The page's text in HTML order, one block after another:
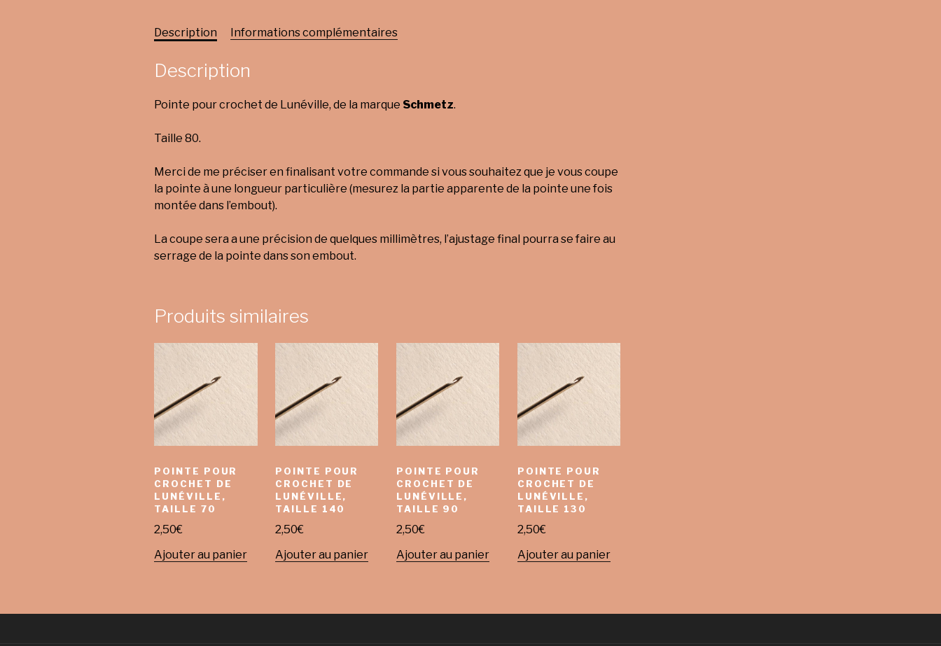
Description Informations complémentaires
Description
Pointe pour crochet de Lunéville, de la marque Schmetz.
Taille 80.
Merci de me préciser en finalisant votre commande si vous souhaitez que je vous coupe
la pointe à une longueur particulière (mesurez la partie apparente de la pointe une fois
montée dans l’embout).
La coupe sera a une précision de quelques millimètres, l’ajustage final pourra se faire au
serrage de la pointe dans son embout.
Produits similaires
POINTE POUR
CROCHET DE
LUNÉVILLE,
TAILLE 70
2,50€
Ajouter au panier
POINTE POUR
CROCHET DE
LUNÉVILLE,
TAILLE 140
2,50€
Ajouter au panier
POINTE POUR
CROCHET DE
LUNÉVILLE,
TAILLE 90
2,50€
Ajouter au panier
POINTE POUR
CROCHET DE
LUNÉVILLE,
TAILLE 130
2,50€
Ajouter au panier